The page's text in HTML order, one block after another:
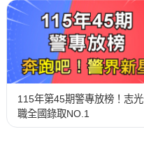
115年第45期警專放榜！志
職全國錄取NO.1